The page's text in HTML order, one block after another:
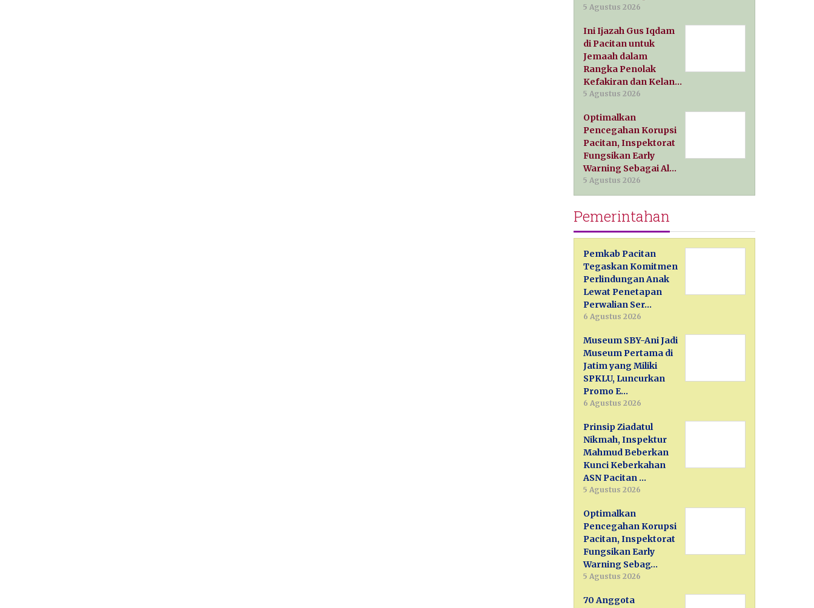
5 Agustus 2026
Ini Ijazah Gus Iqdam
di Pacitan untuk
Jemaah dalam
Rangka Penolak
Kefakiran dan Kelan…
5 Agustus 2026
Optimalkan
Pencegahan Korupsi
Pacitan, Inspektorat
Fungsikan Early
Warning Sebagai Al…
5 Agustus 2026
Pemerintahan
Pemkab Pacitan
Tegaskan Komitmen
Perlindungan Anak
Lewat Penetapan
Perwalian Ser…
6 Agustus 2026
Museum SBY-Ani Jadi
Museum Pertama di
Jatim yang Miliki
SPKLU, Luncurkan
Promo E…
6 Agustus 2026
Prinsip Ziadatul
Nikmah, Inspektur
Mahmud Beberkan
Kunci Keberkahan
ASN Pacitan …
5 Agustus 2026
Optimalkan
Pencegahan Korupsi
Pacitan, Inspektorat
Fungsikan Early
Warning Sebag…
5 Agustus 2026
70 Anggota